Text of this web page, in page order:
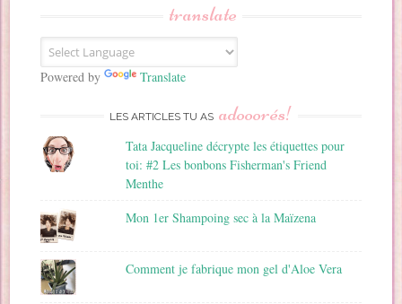
E
m
a
translate
Powered by Translate
LES ARTICLES TU AS adooorés!
Tata Jacqueline décrypte les étiquettes pour
toi: #2 Les bonbons Fisherman's Friend
Menthe
Mon 1er Shampoing sec à la Maïzena
Comment je fabrique mon gel d'Aloe Vera